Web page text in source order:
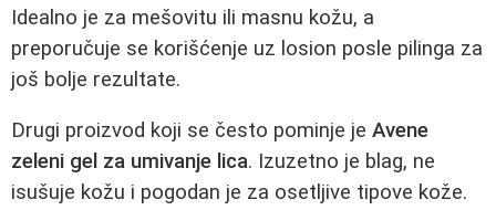
Idealno je za mešovitu ili masnu kožu, a
preporučuje se korišćenje uz losion posle pilinga za
još bolje rezultate.
Drugi proizvod koji se često pominje je Avene
zeleni gel za umivanje lica. Izuzetno je blag, ne
isušuje kožu i pogodan je za osetljive tipove kože.